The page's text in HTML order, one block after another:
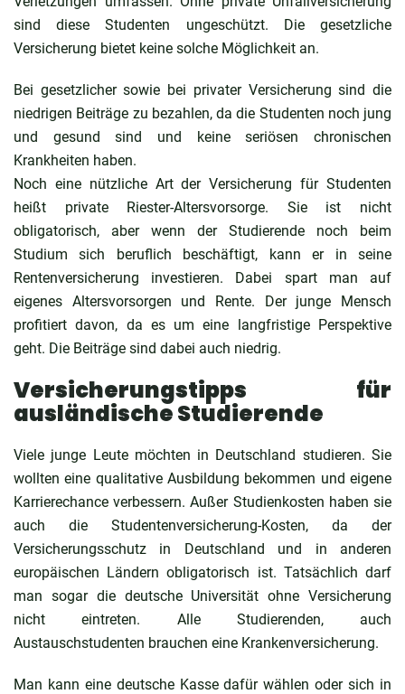
sind diese Studenten ungeschützt. Die gesetzliche
Versicherung bietet keine solche Möglichkeit an.
Bei gesetzlicher sowie bei privater Versicherung sind die
niedrigen Beiträge zu bezahlen, da die Studenten noch jung
und gesund sind und keine seriösen chronischen
Krankheiten haben.
Noch eine nützliche Art der Versicherung für Studenten
heißt private Riester-Altersvorsorge. Sie ist nicht
obligatorisch, aber wenn der Studierende noch beim
Studium sich beruflich beschäftigt, kann er in seine
Rentenversicherung investieren. Dabei spart man auf
eigenes Altersvorsorgen und Rente. Der junge Mensch
profitiert davon, da es um eine langfristige Perspektive
geht. Die Beiträge sind dabei auch niedrig.
Versicherungstipps für
ausländische Studierende
Viele junge Leute möchten in Deutschland studieren. Sie
wollten eine qualitative Ausbildung bekommen und eigene
Karrierechance verbessern. Außer Studienkosten haben sie
auch die Studentenversicherung-Kosten, da der
Versicherungsschutz in Deutschland und in anderen
europäischen Ländern obligatorisch ist. Tatsächlich darf
man sogar die deutsche Universität ohne Versicherung
nicht eintreten. Alle Studierenden, auch
Austauschstudenten brauchen eine Krankenversicherung.
Man kann eine deutsche Kasse dafür wählen oder sich in